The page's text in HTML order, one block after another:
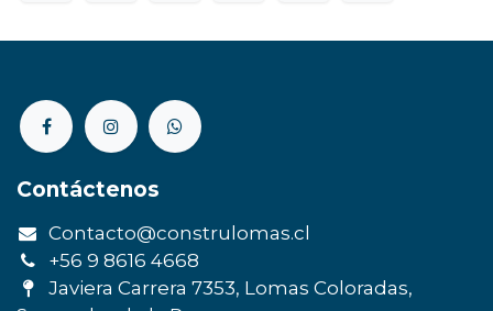
Contáctenos
Contacto@construlomas.cl
+56 9 8616 4668
Javiera Carrera 7353, Lomas Coloradas,